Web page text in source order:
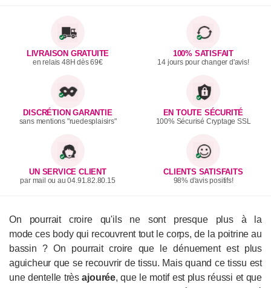
LIVRAISON GRATUITE
en relais 48H dès 69€
100% SATISFAIT
14 jours pour changer d'avis!
DISCRÉTION GARANTIE
sans mentions "ruedesplaisirs"
EN TOUTE SÉCURITÉ
100% Sécurisé Cryptage SSL
UN SERVICE CLIENT
par mail ou au 04.91.82.80.15
CLIENTS SATISFAITS
98% d'avis positifs!
On pourrait croire qu'ils ne sont presque plus à la
mode ces body qui recouvrent tout le corps, de la poitrine au
bassin ? On pourrait croire que le dénuement est plus
aguicheur que se recouvrir de tissu. Mais quand ce tissu est
une dentelle trèsajourée, que le motif est plus réussi et que